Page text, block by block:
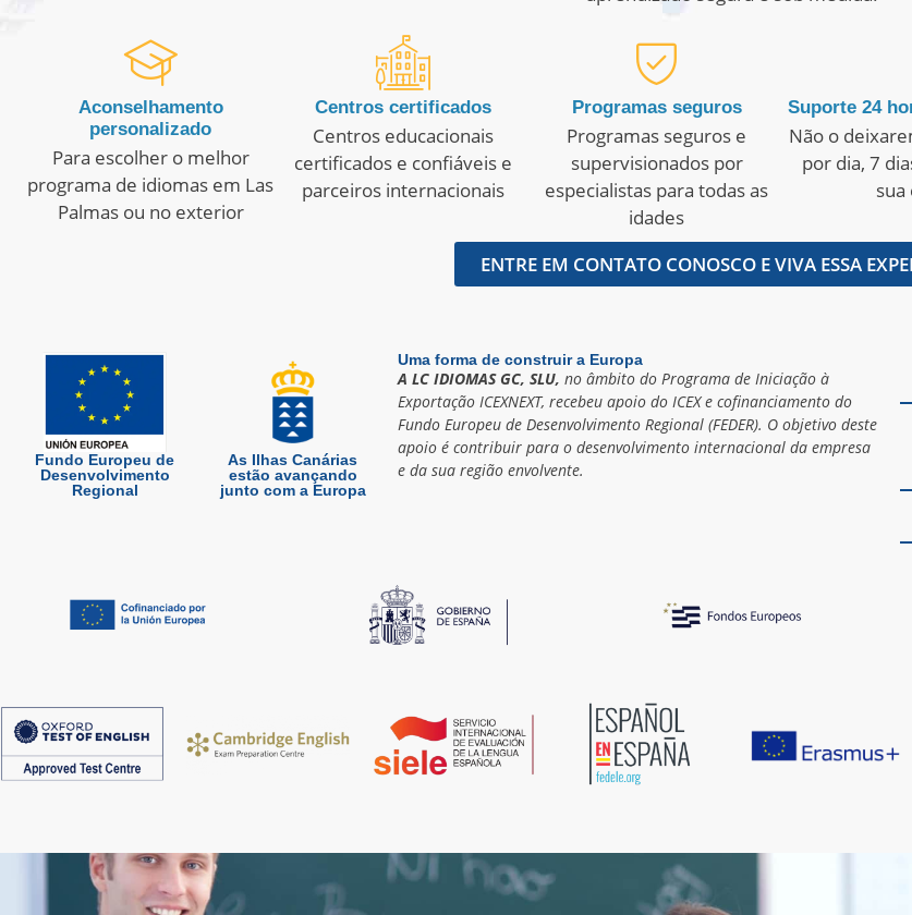
Aconselhamento
personalizado
Para escolher o melhor
programa de idiomas em Las
Palmas ou no exterior
Centros certificados
Centros educacionais
certificados e confiáveis ​​e
parceiros internacionais
Programas seguros
Programas seguros e
supervisionados por
especialistas para todas as
idades
Suporte 24
Não o
por dia, 7
sua
ENTRE EM CONTATO CONOSCO E VIVA ESSA
Fundo Europeu de
Desenvolvimento
Regional
As Ilhas Canárias
estão avançando
junto com a Europa
Uma forma de construir a Europa
A LC IDIOMAS GC, SLU, no âmbito do Programa de Iniciação à
Exportação ICEXNEXT, recebeu apoio do ICEX e cofinanciamento do
Fundo Europeu de Desenvolvimento Regional (FEDER). O objetivo deste
apoio é contribuir para o desenvolvimento internacional da empresa
e da sua região envolvente.